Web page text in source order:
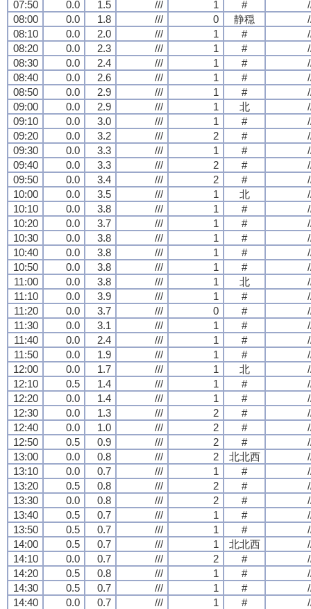
07:50
0.0 1.5 /// 1 #
08:00
0.0 1.8 /// 0 静穏
08:10
0.0 2.0 /// 1 #
08:20
0.0 2.3 /// 1 #
08:30
0.0 2.4 /// 1 #
08:40
0.0 2.6 /// 1 #
08:50
0.0 2.9 /// 1 #
09:00
0.0 2.9 /// 1 北
09:10
0.0 3.0 /// 1 #
09:20
0.0 3.2 /// 2 #
09:30
0.0 3.3 /// 1 #
09:40
0.0 3.3 /// 2 #
09:50
0.0 3.4 /// 2 #
10:00
0.0 3.5 /// 1 北
10:10
0.0 3.8 /// 1 #
10:20
0.0 3.7 /// 1 #
10:30
0.0 3.8 /// 1 #
10:40
0.0 3.8 /// 1 #
10:50
0.0 3.8 /// 1 #
11:00
0.0 3.8 /// 1 北
11:10
0.0 3.9 /// 1 #
11:20
0.0 3.7 /// 0 #
11:30
0.0 3.1 /// 1 #
11:40
0.0 2.4 /// 1 #
11:50
0.0 1.9 /// 1 #
12:00
0.0 1.7 /// 1 北
12:10
0.5 1.4 /// 1 #
12:20
0.0 1.4 /// 1 #
12:30
0.0 1.3 /// 2 #
12:40
0.0 1.0 /// 2 #
12:50
0.5 0.9 /// 2 #
13:00
0.0 0.8 /// 2 北北西
13:10
0.0 0.7 /// 1 #
13:20
0.5 0.8 /// 2 #
13:30
0.0 0.8 /// 2 #
13:40
0.5 0.7 /// 1 #
13:50
0.5 0.7 /// 1 #
14:00
0.5 0.7 /// 1 北北西
14:10
0.0 0.7 /// 2 #
14:20
0.5 0.8 /// 1 #
14:30
0.5 0.7 /// 1 #
14:40
0.0 0.7 /// 1 #